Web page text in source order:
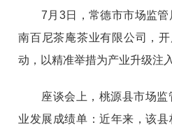
7月3日，常德市市场监管
南百尼茶庵茶业有限公司，
动，以精准举措为产业升级注
座谈会上，桃源县市场监
业发展成绩单：近年来，该